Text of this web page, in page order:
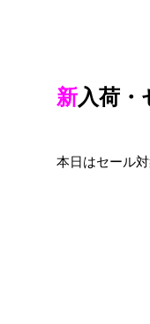
新入荷・
本日はセール